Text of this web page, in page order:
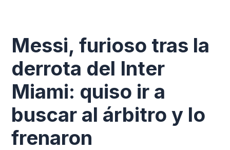
Messi, furioso tras la
derrota del Inter
Miami: quiso ir a
buscar al árbitro y lo
frenaron